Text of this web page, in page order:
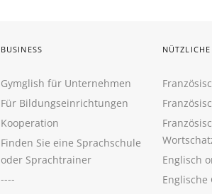
BUSINESS
Gymglish für Unternehmen
Für Bildungseinrichtungen
Kooperation
Finden Sie eine Sprachschule
oder Sprachtrainer
----
Englisch
Englische